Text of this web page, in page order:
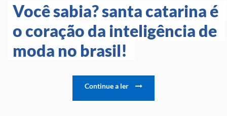
Você sabia? santa catarina é
o coração da inteligência de
moda no brasil!
Continue a ler